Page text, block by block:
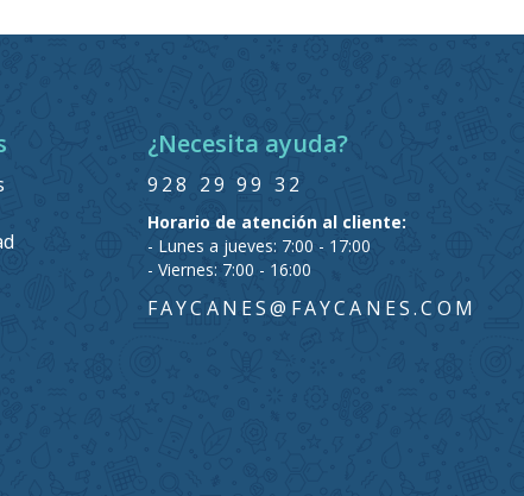
¿Necesita ayuda?
928 29 99 32
Horario de atención al cliente:
- Lunes a jueves: 7:00 - 17:00
- Viernes: 7:00 - 16:00
FAYCANES@FAYCANES.COM